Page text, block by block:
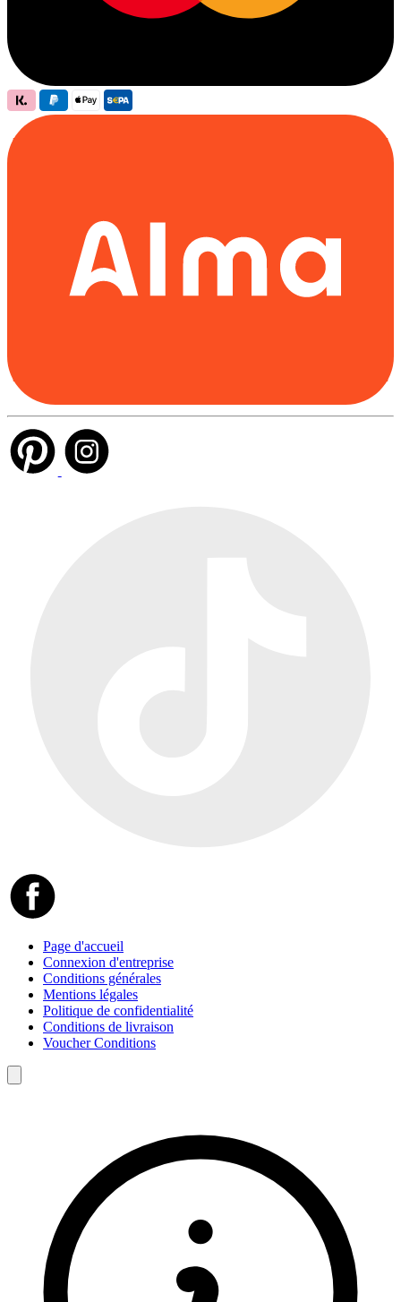
Page d'accueil
Connexion d'entreprise
Conditions générales
Mentions légales
Politique de confidentialité
Conditions de livraison
Voucher Conditions